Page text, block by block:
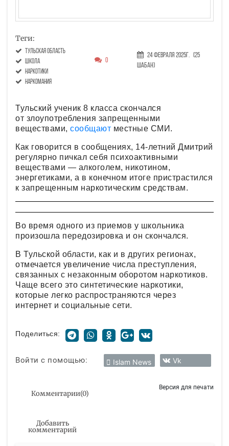
Теги:
Тульская область
школа
наркотики
наркомания
0
24 Февраля 2025г. (25
Шабан)
Тульский ученик 8 класса скончался
от злоупотребления запрещенными
веществами, сообщают местные СМИ.
Как говорится в сообщениях, 14-летний Дмитрий
регулярно пичкал себя психоактивными
веществами — алкоголем, никотином,
энергетиками, а в конечном итоге пристрастился
к запрещенным наркотическим средствам.
Во время одного из приемов у школьника
произошла передозировка и он скончался.
В Тульской области, как и в других регионах,
отмечается увеличение числа преступления,
связанных с незаконным оборотом наркотиков.
Чаще всего это синтетические наркотики,
которые легко распространяются через
интернет и социальные сети.
Поделиться:
Войти с помощью: Islam News Vk
Комментарии(0)
Версия для печати
Добавить
комментарий